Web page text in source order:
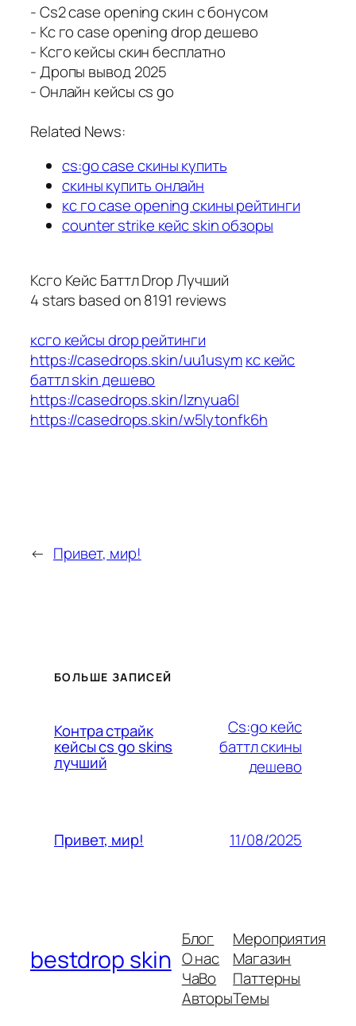
- Cs2 case opening скин с бонусом
- Кс го case opening drop дешево
- Ксго кейсы скин бесплатно
- Дропы вывод 2025
- Онлайн кейсы cs go
Related News:
cs:go case скины купить
скины купить онлайн
кс го case opening скины рейтинги
counter strike кейс skin обзоры
Ксго Кейс Баттл Drop Лучший
4 stars based on8191 reviews
ксго кейсы drop рейтинги
https://casedrops.skin/uu1usymкс кейс
баттл skin дешево
https://casedrops.skin/lznyua6l
https://casedrops.skin/w5lytonfk6h
← Привет, мир!
БОЛЬШЕ ЗАПИСЕЙ
Контра страйк
кейсы cs go skins
лучший
Cs:go кейс
баттл скины
дешево
Привет, мир! 11/08/2025
bestdrop skin
Блог
О нас
ЧаВо
Авторы
Мероприятия
Магазин
Паттерны
Темы